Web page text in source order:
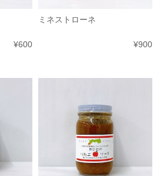
¥600
ミネストローネ
¥900